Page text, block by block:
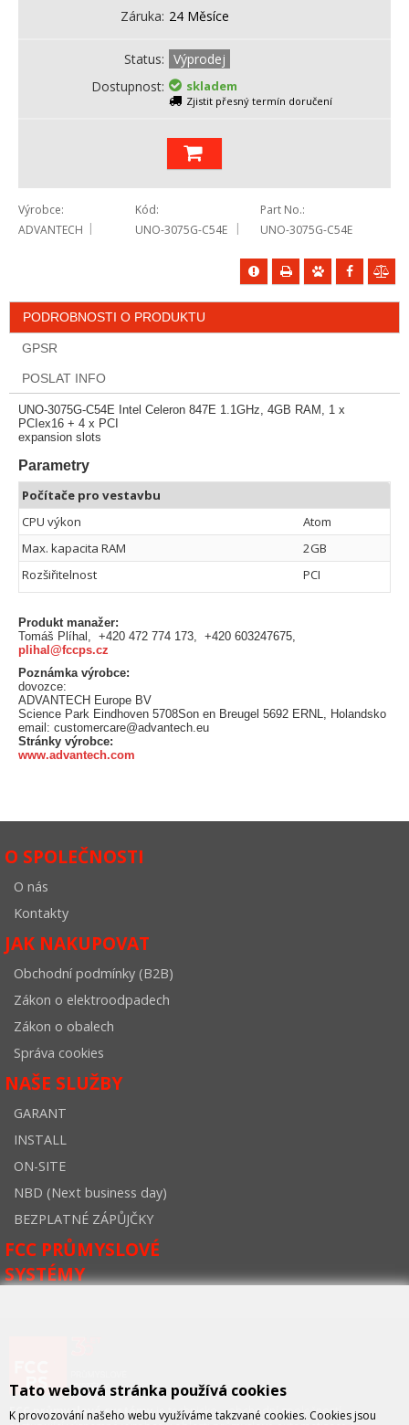
Záruka 24 Měsíce
Status
Výprodej
Dostupnost
skladem
Zjistit přesný termín doručení
Výrobce
ADVANTECH
Kód
UNO-3075G-C54E
Part No.
UNO-3075G-C54E
PODROBNOSTI O PRODUKTU
GPSR
POSLAT INFO
UNO-3075G-C54E Intel Celeron 847E 1.1GHz, 4GB RAM, 1 x
PCIex16 + 4 x PCI
expansion slots
Parametry
Počítače pro vestavbu
CPU výkon
Atom
Max. kapacita RAM
2GB
Rozšiřitelnost
PCI
Produkt manažer:
Tomáš Plíhal, +420 472 774 173, +420 603247675,
plihal@fccps.cz
Poznámka výrobce:
dovozce:
ADVANTECH Europe BV
Science Park Eindhoven 5708Son en Breugel 5692 ERNL, Holandsko
email: customercare@advantech.eu
Stránky výrobce:
www.advantech.com
O SPOLEČNOSTI
O nás
Kontakty
JAK NAKUPOVAT
Obchodní podmínky (B2B)
Zákon o elektroodpadech
Zákon o obalech
Správa cookies
NAŠE SLUŽBY
GARANT
INSTALL
ON-SITE
NBD (Next business day)
BEZPLATNÉ ZÁPŮJČKY
FCC PRŮMYSLOVÉ
SYSTÉMY
FCC průmyslové systémyje technicko – obchodní společností,
Tato webová stránka používá cookies
K provozování našeho webu využíváme takzvané cookies. Cookies jsou